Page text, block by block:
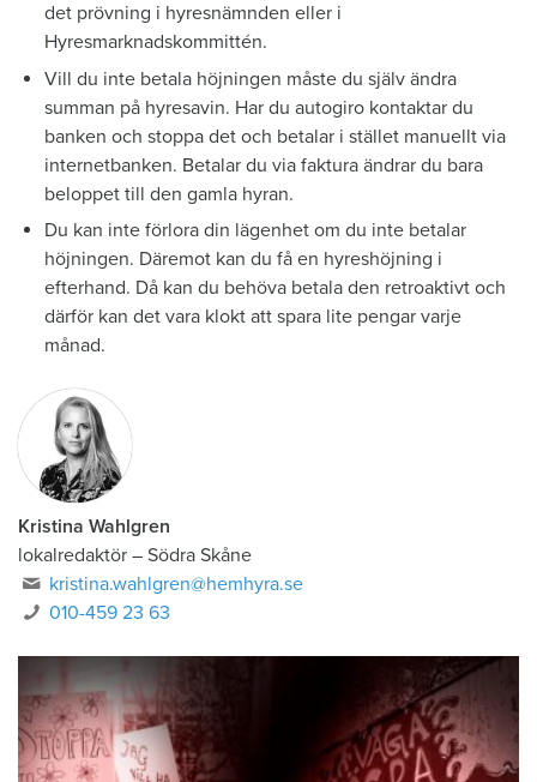
det prövning i hyresnämnden eller i
Hyresmarknadskommittén.
Vill du inte betala höjningen måste du själv ändra
summan på hyresavin. Har du autogiro kontaktar du
banken och stoppa det och betalar i stället manuellt via
internetbanken. Betalar du via faktura ändrar du bara
beloppet till den gamla hyran.
Du kan inte förlora din lägenhet om du inte betalar
höjningen. Däremot kan du få en hyreshöjning i
efterhand. Då kan du behöva betala den retroaktivt och
därför kan det vara klokt att spara lite pengar varje
månad.
Kristina Wahlgren
lokalredaktör – Södra Skåne
kristina.wahlgren@hemhyra.se
010-459 23 63